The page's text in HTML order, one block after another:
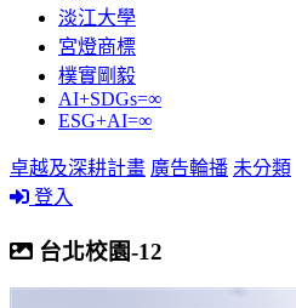
淡江大學
宮燈商標
樸實剛毅
AI+SDGs=∞
ESG+AI=∞
卓越及深耕計畫 廣告輪播 未分類
登入
台北校園-12